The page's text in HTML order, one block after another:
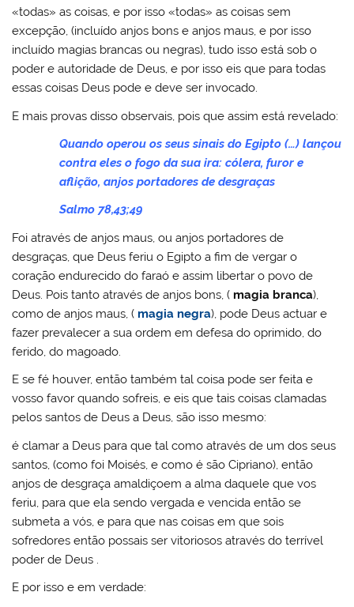
«todas» as coisas, e por isso «todas» as coisas sem
excepção, (incluído anjos bons e anjos maus, e por isso
incluído magias brancas ou negras), tudo isso está sob o
poder e autoridade de Deus, e por isso eis que para todas
essas coisas Deus pode e deve ser invocado.
E mais provas disso observais, pois que assim está revelado:
Quando operou os seus sinais do Egipto (…) lançou
contra eles o fogo da sua ira: cólera, furor e
aflição, anjos portadores de desgraças
Salmo 78,43;49
Foi através de anjos maus, ou anjos portadores de
desgraças, que Deus feriu o Egipto a fim de vergar o
coração endurecido do faraó e assim libertar o povo de
Deus. Pois tanto através de anjos bons, ( magia branca),
como de anjos maus, ( magia negra), pode Deus actuar e
fazer prevalecer a sua ordem em defesa do oprimido, do
ferido, do magoado.
E se fé houver, então também tal coisa pode ser feita e
vosso favor quando sofreis, e eis que tais coisas clamadas
pelos santos de Deus a Deus, são isso mesmo:
é clamar a Deus para que tal como através de um dos seus
santos, (como foi Moisés, e como é são Cipriano), então
anjos de desgraça amaldiçoem a alma daquele que vos
feriu, para que ela sendo vergada e vencida então se
submeta a vós, e para que nas coisas em que sois
sofredores então possais ser vitoriosos através do terrível
poder de Deus .
E por isso e em verdade: